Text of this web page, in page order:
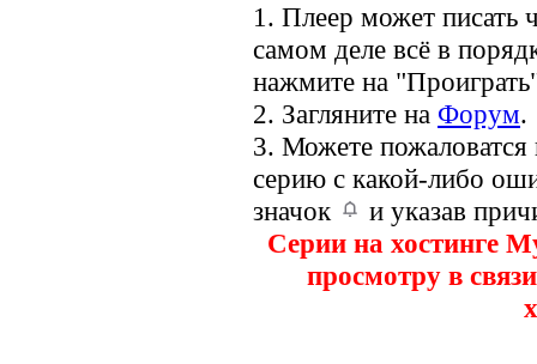
1. Плеер может писать
самом деле всё в
нажмите на
2. Загляните на Форум.
3. Можете
серию с какой-либо
значок
и указав
Серии на хостинге
просмотру в